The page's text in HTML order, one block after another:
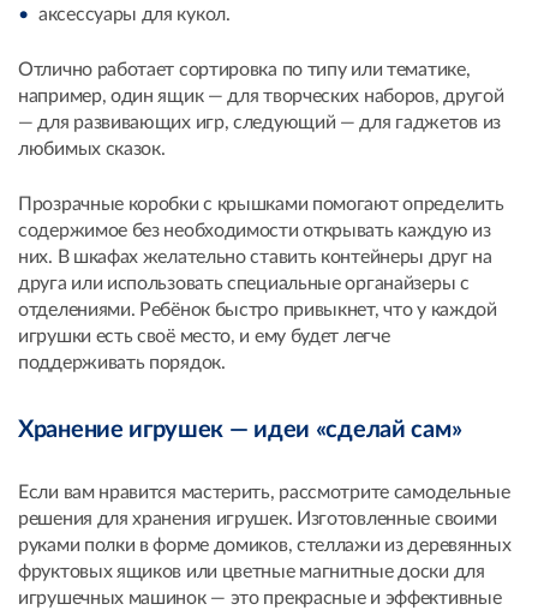
аксессуары для кукол.
Отлично работает сортировка по типу или тематике,
например, один ящик — для творческих наборов, другой
— для развивающих игр, следующий — для гаджетов из
любимых сказок.
Прозрачные коробки с крышками помогают определить
содержимое без необходимости открывать каждую из
них. В шкафах желательно ставить контейнеры друг на
друга или использовать специальные органайзеры с
отделениями. Ребёнок быстро привыкнет, что у каждой
игрушки есть своё место, и ему будет легче
поддерживать порядок.
Хранение игрушек — идеи «сделай сам»
Если вам нравится мастерить, рассмотрите самодельные
решения для хранения игрушек. Изготовленные своими
руками полки в форме домиков, стеллажи из деревянных
фруктовых ящиков или цветные магнитные доски для
игрушечных машинок — это прекрасные и эффективные